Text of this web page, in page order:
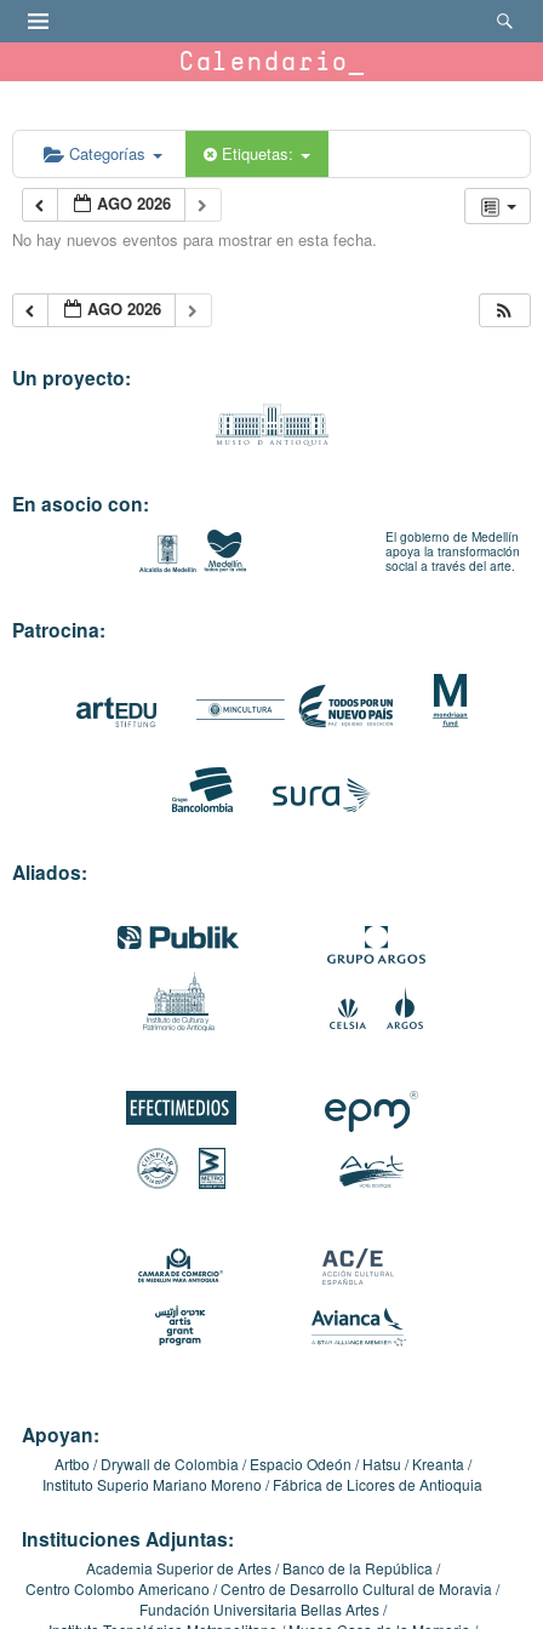
Calendario
Categorías Etiquetas:
AGO 2026
No hay nuevos eventos para mostrar en esta fecha.
AGO 2026
Un proyecto:
En asocio con:
El gobierno de Medellín
apoya la transformación
social a través del arte.
Patrocina:
Aliados:
Apoyan:
Artbo Drywall de Colombia Espacio Odeón Hatsu
Kreanta
Instituto Superio Mariano Moreno
Fábrica de Licores de Antioquia
Instituciones Adjuntas:
Academia Superior de Artes
Banco de la República
Centro Colombo Americano Centro de Desarrollo Cultural de Moravia
Fundación Universitaria Bellas Artes